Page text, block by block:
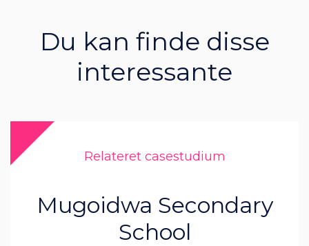
Du kan finde disse
interessante
Relateret casestudium
Mugoidwa Secondary
School